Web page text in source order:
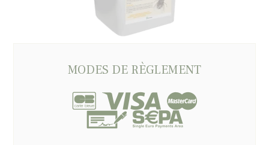
MODES DE RÈGLEMENT